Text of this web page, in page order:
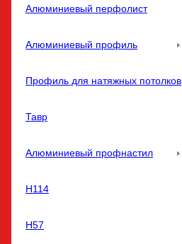
Алюминиевый перфолист
Алюминиевый профиль
Профиль для натяжных потолков
Тавр
Алюминиевый профнастил
Н114
Н57